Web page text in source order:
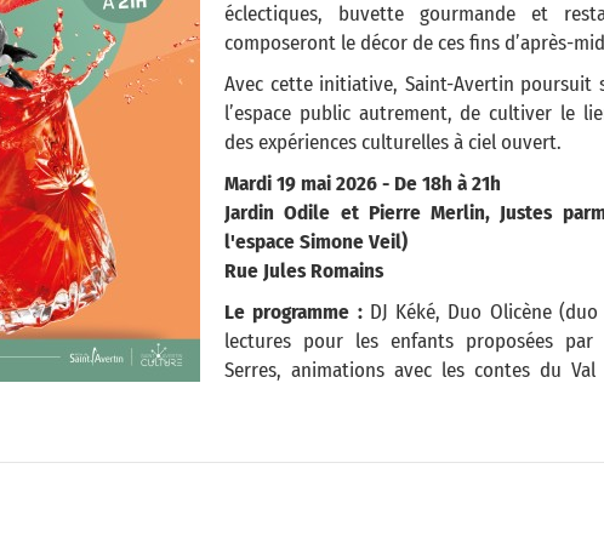
éclectiques, buvette gourmande et
composeront le décor de ces fins d’après-
Avec cette initiative, Saint-Avertin poursuit
l’espace public autrement, de cultiver le
des expériences culturelles à ciel ouvert.
Mardi 19 mai 2026 - De 18h à 21h
Jardin Odile et Pierre Merlin, Justes
l'espace Simone Veil)
Rue Jules Romains
Le programme :DJ Kéké, Duo Olicène
lectures pour les enfants proposées par
Serres, animations avec les contes du